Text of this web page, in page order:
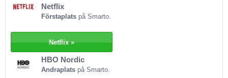
Näst bäst enligt Smarto är HBO Nordic. De erbjuder ett stort utbud av
seriefantasten behöver det inte ha någon större betydelse. De tar in fler
bara ett enda prenumerationsalternativ, men det är riktigt prisvärt.
Gränssnittet är inte helt intuitivt, och inte HBO:s kategorisering heller.
Netflix
Förstaplats på Smarto.
Netflix »
HBO Nordic
Andraplats på Smarto.